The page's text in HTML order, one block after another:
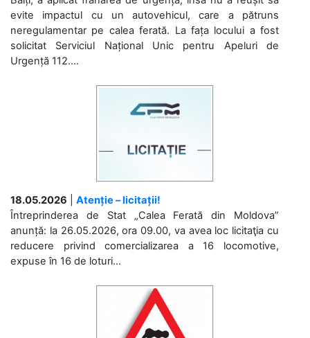
evite impactul cu un autovehicul, care a pătruns
neregulamentar pe calea ferată. La fața locului a fost
solicitat Serviciul Național Unic pentru Apeluri de
Urgență 112....
18.05.2026
Atenție – licitații!
Întreprinderea de Stat „Calea Ferată din Moldova”
anunță: la 26.05.2026, ora 09.00, va avea loc licitaţia cu
reducere privind comercializarea a 16 locomotive,
expuse în 16 de loturi...